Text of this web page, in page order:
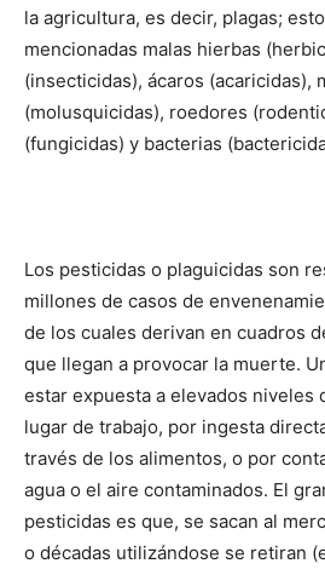
la agricultura, es decir, plagas;
mencionadas malas hierbas
(insecticidas), ácaros (acaricidas),
(molusquicidas), roedores
(fungicidas) y bacterias
Los pesticidas o plaguicidas son
millones de casos de
de los cuales derivan en cuadros
que llegan a provocar la muerte.
estar expuesta a elevados niveles
lugar de trabajo, por ingesta
través de los alimentos, o por
agua o el aire contaminados. El
pesticidas es que, se sacan al
o décadas utilizándose se retiran